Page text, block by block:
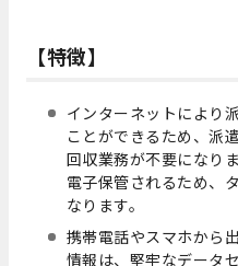
【特徴】
インターネットにより
ことができるため、派
回収業務が不要になり
電子保管されるため、
なります。
携帯電話やスマホから
情報は、堅牢なデータ